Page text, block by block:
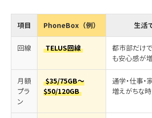
項目 PhoneBox（例） 生活
回線 TELUS回線
都市部だけ
も安心感が
月額
プラ
ン
$35/75GB〜
$50/120GB
通学・仕事・
増えがちな